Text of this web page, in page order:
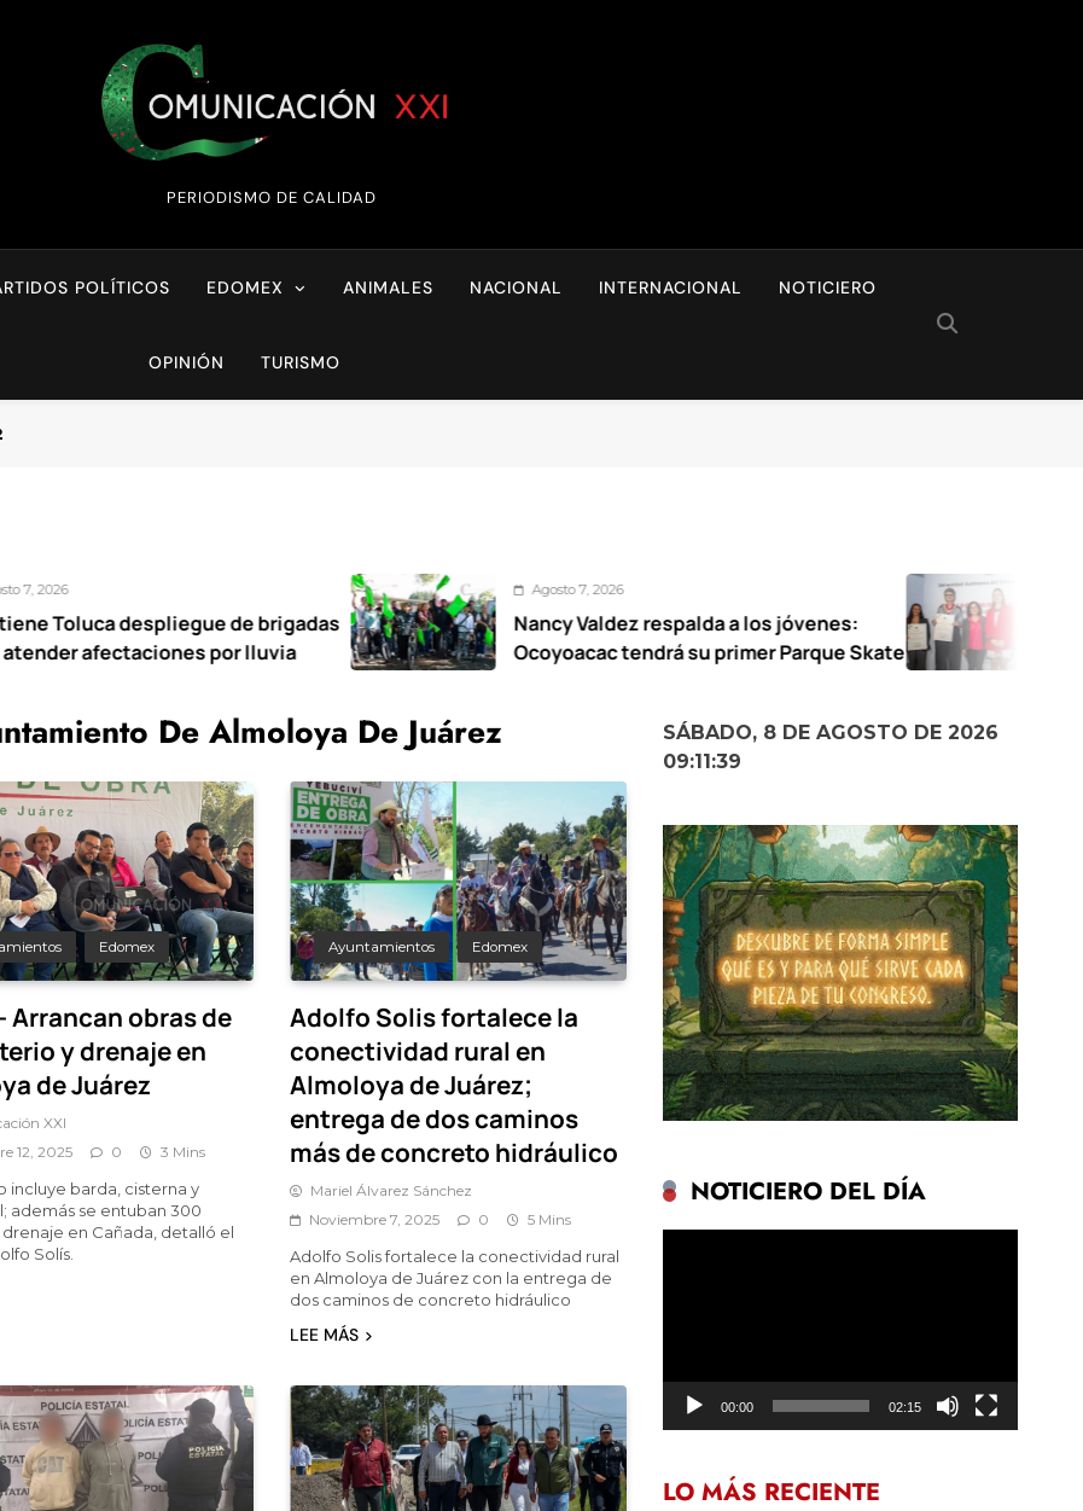
Comunicación XXI
PERIODISMO DE CALIDAD
POLÍTICOS EDOMEX ANIMALES NACIONAL INTERNACIONAL NOTICIERO
OPINIÓN TURISMO
de brigadas
por lluvia
Agosto 7, 2026
Nancy Valdez respalda a los jóvenes:
Ocoyoacac tendrá su primer Parque Skate
Agosto 7, 2026
UAEMéx abre
narrativas
De Almoloya De Juárez
Edomex
Arrancan obras de
y drenaje en
de Juárez
XXI
12, 2025
0 3 Mins
incluye barda, cisterna y
además se entuban 300
en Cañada, detalló el
Solís.
Ayuntamientos Edomex
Adolfo Solis fortalece la
conectividad rural en
Almoloya de Juárez;
entrega de dos caminos
más de concreto hidráulico
Mariel Álvarez Sánchez
Noviembre 7, 2025
0 5 Mins
Adolfo Solis fortalece la conectividad rural
en Almoloya de Juárez con la entrega de
dos caminos de concreto hidráulico
LEE MÁS
SÁBADO, 8 DE AGOSTO DE 2026
09:11:41
NOTICIERO DEL DÍA
00:00 02:15
LO MÁS RECIENTE